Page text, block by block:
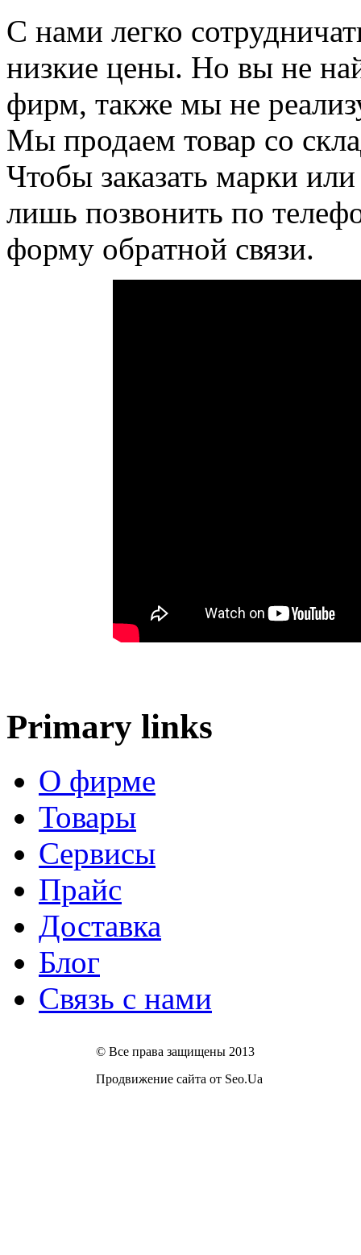
С нами легко
низкие цены. Но вы не
фирм, также мы не
Мы продаем товар со
Чтобы заказать марки
лишь позвонить по
форму обратной связи.
Primary links
О фирме
Товары
Сервисы
Прайс
Доставка
Блог
Связь с нами
© Все права защищены 2013
Продвижение сайта от Seo.Ua